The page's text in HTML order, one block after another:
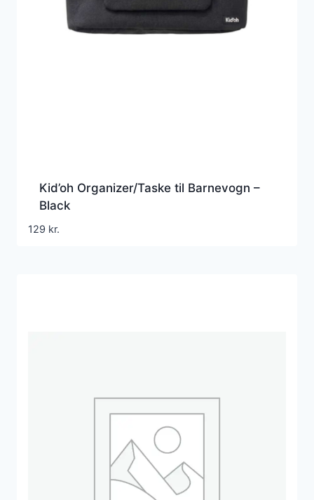
Kid’oh Organizer/Taske til Barnevogn –
Black
129 kr.